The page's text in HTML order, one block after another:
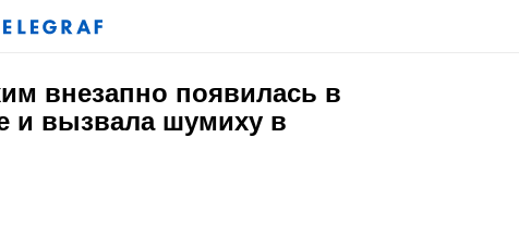
внезапно появилась в
и вызвала шумиху в